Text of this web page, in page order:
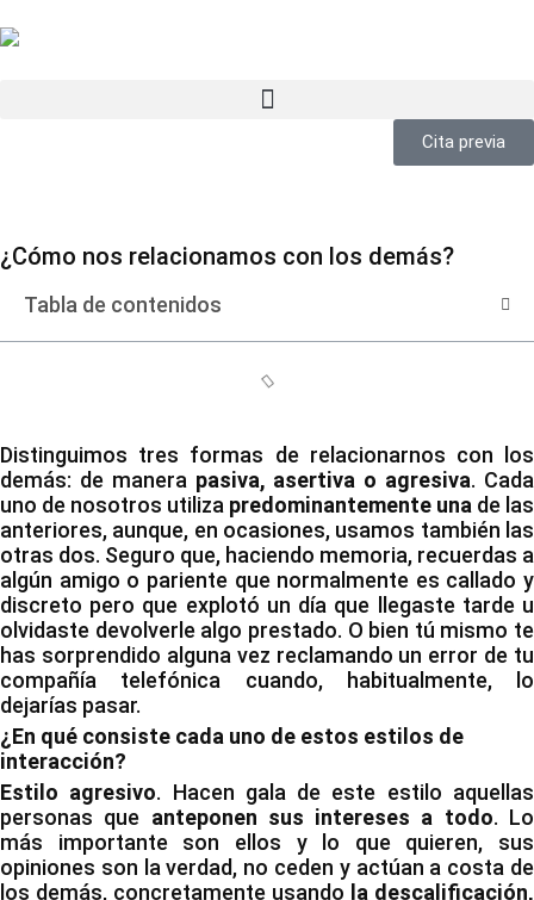
Cita previa
¿Cómo nos relacionamos con los demás?
Tabla de contenidos
Distinguimos tres formas de relacionarnos con los
demás: de manera pasiva, asertiva o agresiva. Cada
uno de nosotros utiliza predominantemente una de las
anteriores, aunque, en ocasiones, usamos también las
otras dos. Seguro que, haciendo memoria, recuerdas a
algún amigo o pariente que normalmente es callado y
discreto pero que explotó un día que llegaste tarde u
olvidaste devolverle algo prestado. O bien tú mismo te
has sorprendido alguna vez reclamando un error de tu
compañía telefónica cuando, habitualmente, lo
dejarías pasar.
¿En qué consiste cada uno de estos estilos de
interacción?
Estilo agresivo. Hacen gala de este estilo aquellas
personas que anteponen sus intereses a todo. Lo
más importante son ellos y lo que quieren, sus
opiniones son la verdad, no ceden y actúan a costa de
los demás, concretamente usando la descalificación,